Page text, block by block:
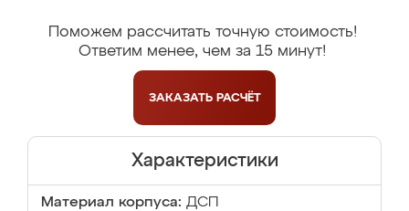
Поможем рассчитать точную стоимость!
Ответим менее, чем за 15 минут!
ЗАКАЗАТЬ РАСЧЁТ
Характеристики
Материал корпуса: ДСП